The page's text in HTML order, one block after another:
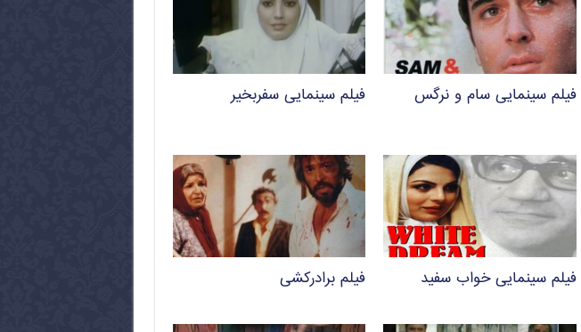
فیلم سینمایی سام و نرگس فیلم سینمایی سفربخیر
فیلم سینمایی خواب سفید فیلم برادرکشی